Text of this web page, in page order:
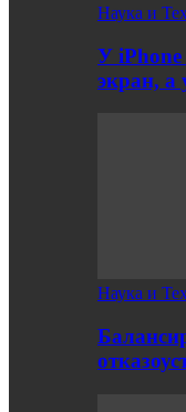
Наука и
У
экран, а
Наука и